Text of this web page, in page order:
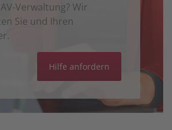
Verwaltung? Wir
Sie und Ihren
Hilfe anfordern